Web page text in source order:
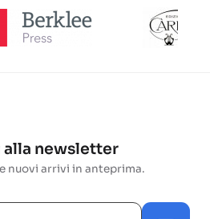
newsletter
nuovi arrivi in anteprima.